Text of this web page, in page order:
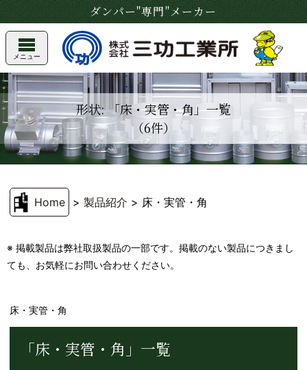
ダンパー"専門"メーカー
メニュー
形状: 「床・実管・角」一覧
（6件）
Home > 製品紹介 > 床・実管・角
※ 掲載製品は弊社取扱製品の一部です。掲載のない製品につきまし
ても、お気軽にお問い合わせください。
床・実管・角
「床・実管・角」一覧